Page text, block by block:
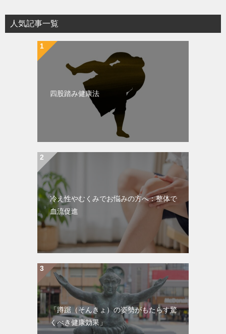
人気記事一覧
四股踏み健康法
冷え性やむくみでお悩みの方へ：整体で
血流促進
「蹲踞（そんきょ）の姿勢がもたらす驚
くべき健康効果」